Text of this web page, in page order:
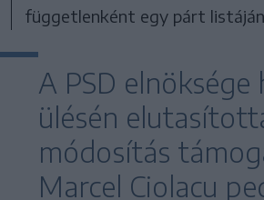
függetlenként egy párt
A PSD elnöksége
ülésén
módosítás
Marcel Ciolacu